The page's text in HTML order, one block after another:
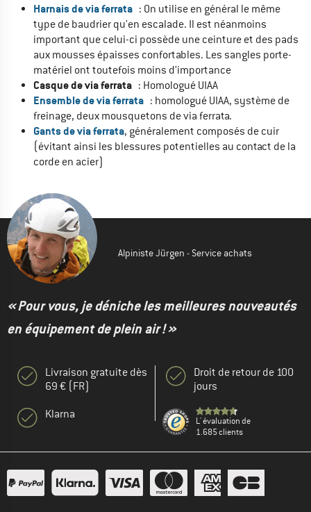
Harnais de via ferrata: On utilise en général le même
type de baudrier qu'en escalade. Il est néanmoins
important que celui-ci possède une ceinture et des pads
aux mousses épaisses confortables. Les sangles porte-
matériel ont toutefois moins d'importance
Casque de via ferrata: Homologué UIAA
Ensemble de via ferrata: homologué UIAA, système de
freinage, deux mousquetons de via ferrata.
Gants de via ferrata, généralement composés de cuir
(évitant ainsi les blessures potentielles au contact de la
corde en acier)
Alpiniste Jürgen - Service achats
« Pour vous, je déniche les meilleures nouveautés
en équipement de plein air ! »
Livraison gratuite dès
69 € (FR)
Klarna
Droit de retour de 100
jours
L' évaluation de
1.685 clients